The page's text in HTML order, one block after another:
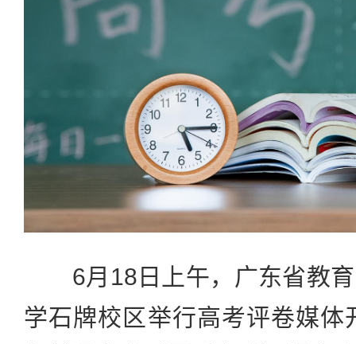
6月18日上午，广东省教育
学石牌校区举行高考评卷媒体